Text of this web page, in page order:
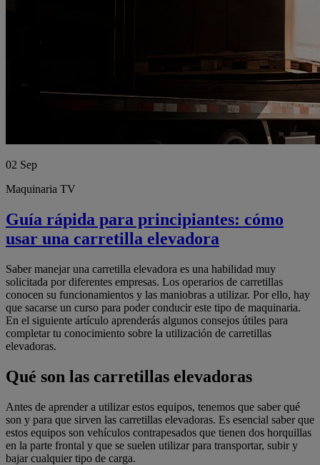
02 Sep
Maquinaria TV
Guía rápida para principiantes: cómo
usar una carretilla elevadora
Saber manejar una carretilla elevadora es una habilidad muy
solicitada por diferentes empresas. Los operarios de carretillas
conocen su funcionamientos y las maniobras a utilizar. Por ello, hay
que sacarse un curso para poder conducir este tipo de maquinaria.
En el siguiente artículo aprenderás algunos consejos útiles para
completar tu conocimiento sobre la utilización de carretillas
elevadoras.
Qué son las carretillas elevadoras
Antes de aprender a utilizar estos equipos, tenemos que saber qué
son y para que sirven las carretillas elevadoras. Es esencial saber que
estos equipos son vehículos contrapesados que tienen dos horquillas
en la parte frontal y que se suelen utilizar para transportar, subir y
bajar cualquier tipo de carga.